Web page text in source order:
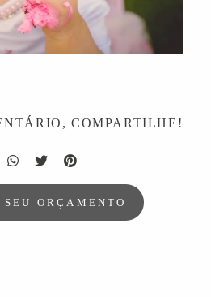
COMPARTILHE!
ORÇAMENTO